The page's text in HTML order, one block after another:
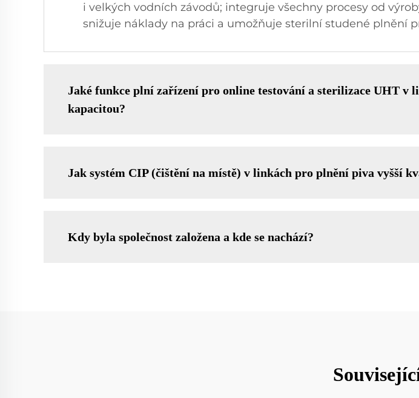
i velkých vodních závodů; integruje všechny procesy od
snižuje náklady na práci a umožňuje sterilní studené plnění
Jaké funkce plní zařízení pro online testování a sterilizace UHT v
kapacitou?
Jak systém CIP (čištění na místě) v linkách pro plnění piva vyšší
Kdy byla společnost založena a kde se nachází?